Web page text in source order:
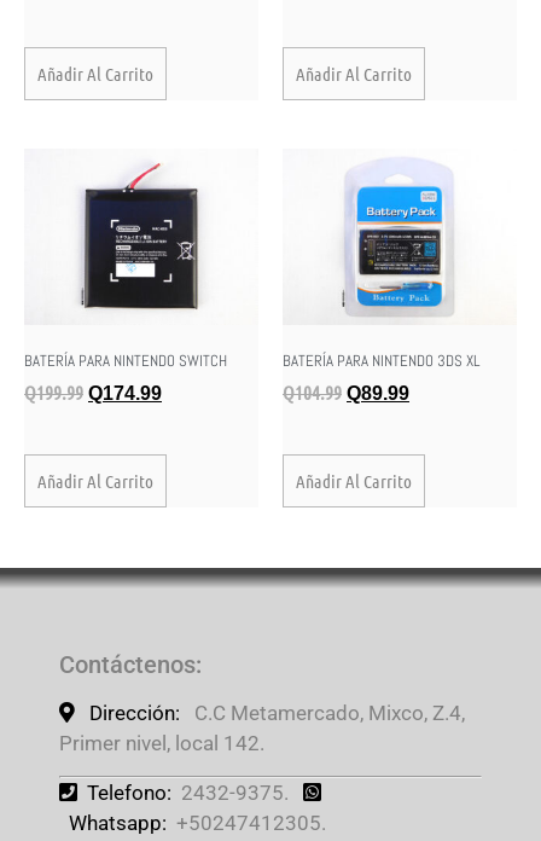
Añadir Al Carrito Añadir Al Carrito
BATERÍA PARA NINTENDO SWITCH
Q199.99 Q174.99
Añadir Al Carrito
BATERÍA PARA NINTENDO 3DS XL
Q104.99 Q89.99
Añadir Al Carrito
Contáctenos:
Dirección:
C.C Metamercado, Mixco, Z.4,
Primer nivel, local 142.
Telefono: 2432-9375.
Whatsapp: +50247412305.